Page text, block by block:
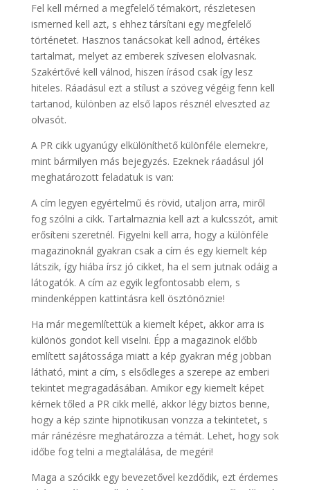
Fel kell mérned a megfelelő témakört, részletesen
ismerned kell azt, s ehhez társítani egy megfelelő
történetet. Hasznos tanácsokat kell adnod, értékes
tartalmat, melyet az emberek szívesen elolvasnak.
Szakértővé kell válnod, hiszen írásod csak így lesz
hiteles. Ráadásul ezt a stílust a szöveg végéig fenn kell
tartanod, különben az első lapos résznél elveszted az
olvasót.
A PR cikk ugyanúgy elkülöníthető különféle elemekre,
mint bármilyen más bejegyzés. Ezeknek ráadásul jól
meghatározott feladatuk is van:
A cím legyen egyértelmű és rövid, utaljon arra, miről
fog szólni a cikk. Tartalmaznia kell azt a kulcsszót, amit
erősíteni szeretnél. Figyelni kell arra, hogy a különféle
magazinoknál gyakran csak a cím és egy kiemelt kép
látszik, így hiába írsz jó cikket, ha el sem jutnak odáig a
látogatók. A cím az egyik legfontosabb elem, s
mindenképpen kattintásra kell ösztönöznie!
Ha már megemlítettük a kiemelt képet, akkor arra is
különös gondot kell viselni. Épp a magazinok előbb
említett sajátossága miatt a kép gyakran még jobban
látható, mint a cím, s elsődleges a szerepe az emberi
tekintet megragadásában. Amikor egy kiemelt képet
kérnek tőled a PR cikk mellé, akkor légy biztos benne,
hogy a kép szinte hipnotikusan vonzza a tekintetet, s
már ránézésre meghatározza a témát. Lehet, hogy sok
időbe fog telni a megtalálása, de megéri!
Maga a szócikk egy bevezetővel kezdődik, ezt érdemes